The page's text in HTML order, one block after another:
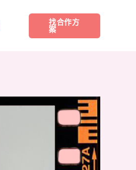
找合作方
案